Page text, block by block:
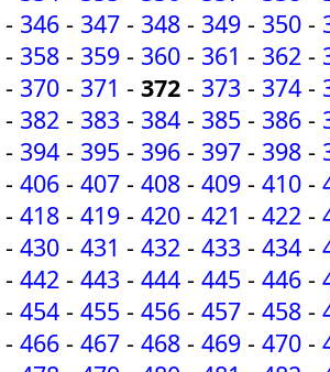
- 346 - 347 - 348 - 349 - 350 -
- 358 - 359 - 360 - 361 - 362 -
- 370 - 371 - 372 - 373 - 374 -
- 382 - 383 - 384 - 385 - 386 -
- 394 - 395 - 396 - 397 - 398 -
- 406 - 407 - 408 - 409 - 410 -
- 418 - 419 - 420 - 421 - 422 -
- 430 - 431 - 432 - 433 - 434 -
- 442 - 443 - 444 - 445 - 446 -
- 454 - 455 - 456 - 457 - 458 -
- 466 - 467 - 468 - 469 - 470 -